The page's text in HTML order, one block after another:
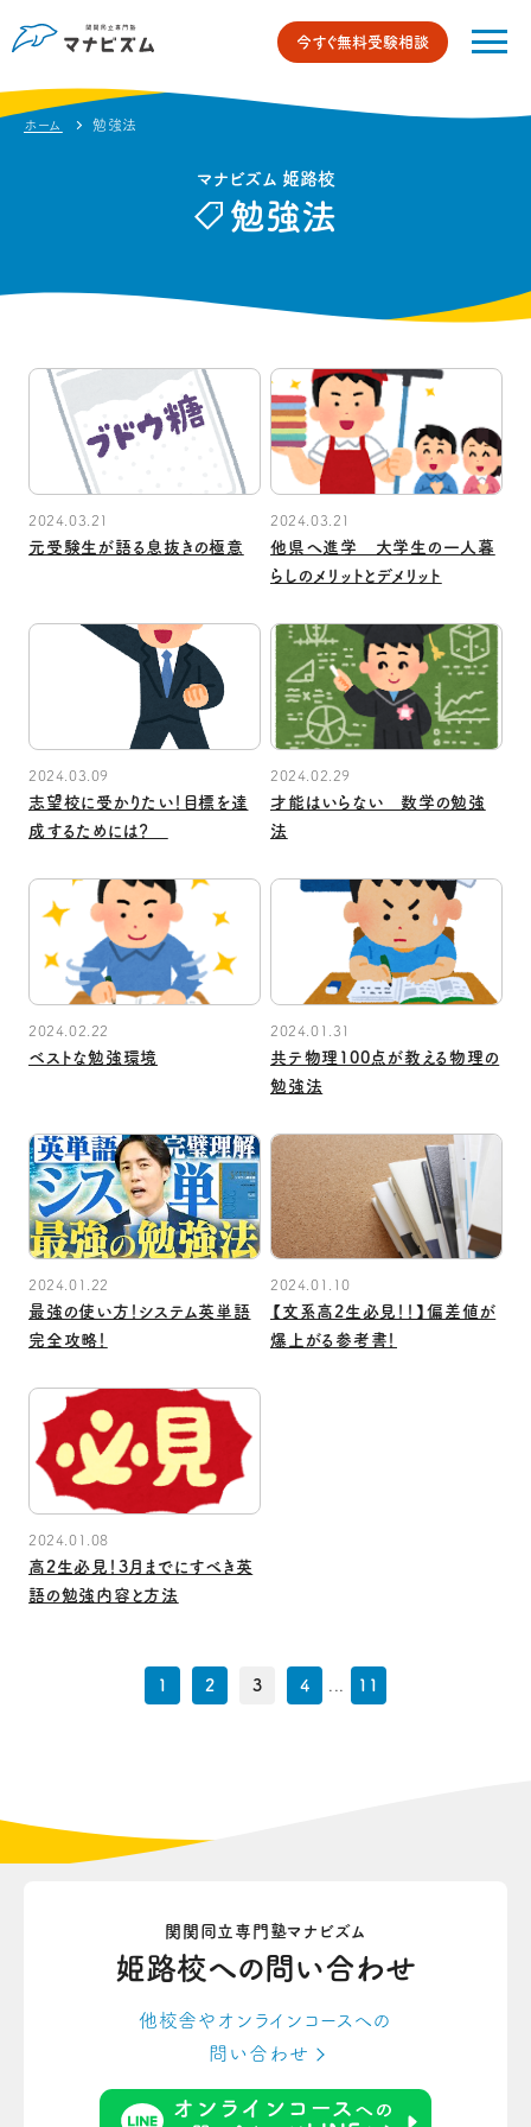
今すぐ無料受験相談
ホーム 勉強法
マナビズム 姫路校
勉強法
2024.03.21
元受験生が語る息抜きの極意
2024.03.21
他県へ進学 大学生の一人暮
らしのメリットとデメリット
2024.03.09
志望校に受かりたい！目標を達
成するためには？
2024.02.29
才能はいらない 数学の勉強
法
2024.02.22
ベストな勉強環境
2024.01.31
共テ物理100点が教える物理の
勉強法
2024.01.22
最強の使い方！システム英単語
完全攻略！
2024.01.10
【文系高2生必見！！】偏差値が
爆上がる参考書！
2024.01.08
高2生必見！3月までにすべき英
語の勉強内容と方法
1 2 3 4 ... 11
関関同立専門塾マナビズム
姫路校への問い合わせ
他校舎やオンラインコースへの
問い合わせ